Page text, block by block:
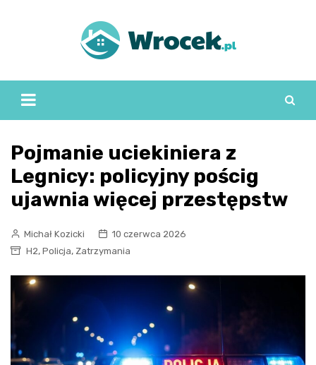
Pojmanie uciekiniera z
Legnicy: policyjny pościg
ujawnia więcej przestępstw
Michał Kozicki
10 czerwca 2026
H2, Policja, Zatrzymania